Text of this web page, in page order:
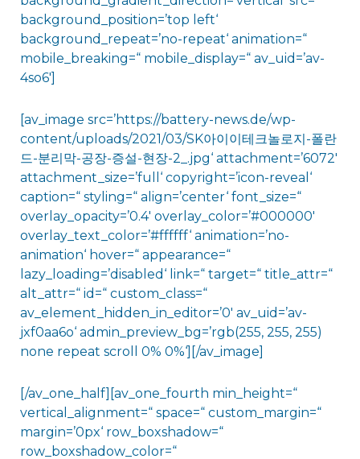
background_position=’top left‘
background_repeat=’no-repeat‘ animation=“
mobile_breaking=“ mobile_display=“ av_uid=’av-
4so6′]
[av_image src=’https://battery-news.de/wp-
content/uploads/2021/03/SK아이이테크놀로지-폴란
드-분리막-공장-증설-현장-2_.jpg‘ attachment=’6072′
attachment_size=’full‘ copyright=’icon-reveal‘
caption=“ styling=“ align=’center‘ font_size=“
overlay_opacity=’0.4′ overlay_color=’#000000′
overlay_text_color=’#ffffff‘ animation=’no-
animation‘ hover=“ appearance=“
lazy_loading=’disabled‘ link=“ target=“ title_attr=“
alt_attr=“ id=“ custom_class=“
av_element_hidden_in_editor=’0′ av_uid=’av-
jxf0aa6o‘ admin_preview_bg=’rgb(255, 255, 255)
none repeat scroll 0% 0%‘][/av_image]
[/av_one_half][av_one_fourth min_height=“
vertical_alignment=“ space=“ custom_margin=“
margin=’0px‘ row_boxshadow=“
row_boxshadow_color=“